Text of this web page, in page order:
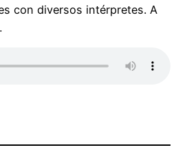
con diversos intérpretes. A